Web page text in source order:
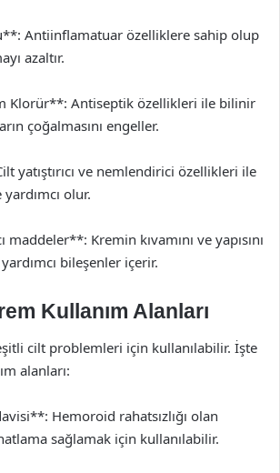
Antiinflamatuar özelliklere sahip olup
azaltır.
Klorür**: Antiseptik özellikleri ile bilinir
çoğalmasını engeller.
yatıştırıcı ve nemlendirici özellikleri ile
olur.
Kremin kıvamını ve yapısını
bileşenler içerir.
Kullanım Alanları
cilt problemleri için kullanılabilir. İşte
alanları:
Hemoroid rahatsızlığı olan
sağlamak için kullanılabilir.